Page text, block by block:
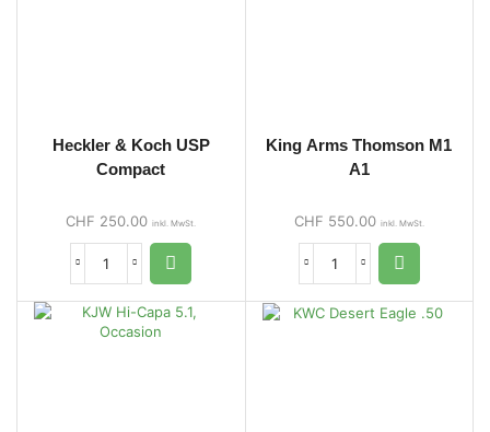
Heckler & Koch USP
Compact
CHF 250.00 inkl. MwSt.
King Arms Thomson M1
A1
CHF 550.00 inkl. MwSt.